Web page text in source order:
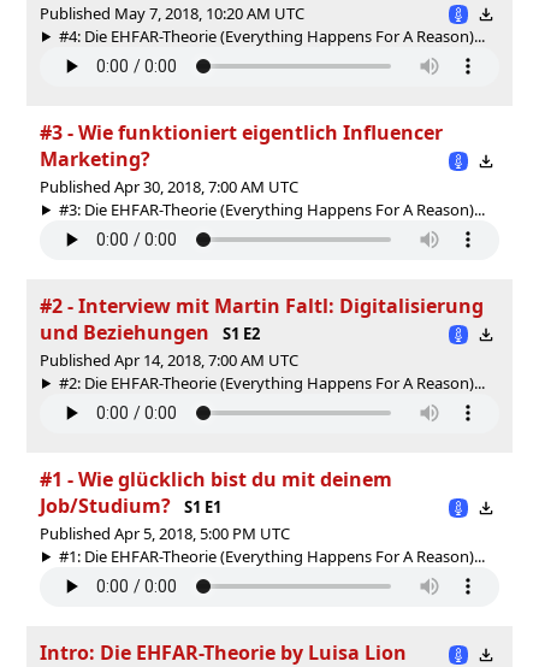
Published May 7, 2018, 10:20 AM UTC
#4: Die EHFAR-Theorie (Everything Happens For A Reason)...
#3 - Wie funktioniert eigentlich Influencer
Marketing?
Published Apr 30, 2018, 7:00 AM UTC
#3: Die EHFAR-Theorie (Everything Happens For A Reason)...
#2 - Interview mit Martin Faltl: Digitalisierung
und Beziehungen
S1 E2
Published Apr 14, 2018, 7:00 AM UTC
#2: Die EHFAR-Theorie (Everything Happens For A Reason)...
#1 - Wie glücklich bist du mit deinem
Job/Studium?
S1 E1
Published Apr 5, 2018, 5:00 PM UTC
#1: Die EHFAR-Theorie (Everything Happens For A Reason)...
Intro: Die EHFAR-Theorie by Luisa Lion